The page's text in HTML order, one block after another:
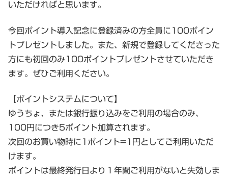
いただければと思います。
今回ポイント導入記念に登録済みの方全員に100ポイン
トプレゼントしました。また、新規で登録してくださった
方にも初回のみ100ポイントプレゼントさせていただき
ます。ぜひご利用ください。
【ポイントシステムについて】
ゆうちょ、または銀行振り込みをご利用の場合のみ、
100円につき5ポイント加算されます。
次回のお買い物時に1ポイント=1円としてご利用いただ
けます。
ポイントは最終発行日より１年間ご利用がないと失効しま